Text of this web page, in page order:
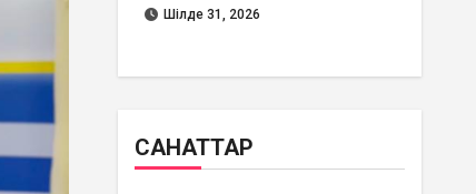
Шілде 31, 2026
САНАТТАР